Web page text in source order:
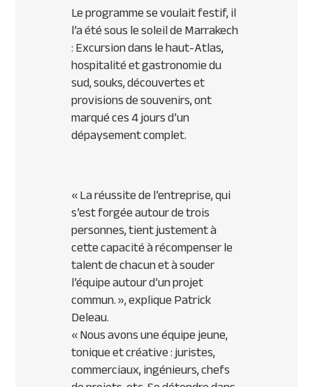
Le programme se voulait festif, il
l’a été sous le soleil de Marrakech
: Excursion dans le haut-Atlas,
hospitalité et gastronomie du
sud, souks, découvertes et
provisions de souvenirs, ont
marqué ces 4 jours d’un
dépaysement complet.
« La réussite de l’entreprise, qui
s’est forgée autour de trois
personnes, tient justement à
cette capacité à récompenser le
talent de chacun et à souder
l’équipe autour d’un projet
commun. »,explique Patrick
Deleau.
« Nous avons une équipe jeune,
tonique et créative : juristes,
commerciaux, ingénieurs, chefs